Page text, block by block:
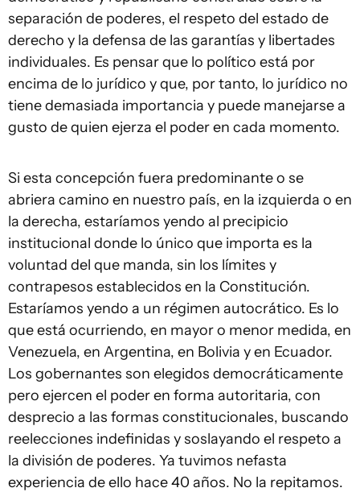
separación de poderes, el respeto del estado de
derecho y la defensa de las garantías y libertades
individuales. Es pensar que lo político está por
encima de lo jurídico y que, por tanto, lo jurídico no
tiene demasiada importancia y puede manejarse a
gusto de quien ejerza el poder en cada momento.
Si esta concepción fuera predominante o se
abriera camino en nuestro país, en la izquierda o en
la derecha, estaríamos yendo al precipicio
institucional donde lo único que importa es la
voluntad del que manda, sin los límites y
contrapesos establecidos en la Constitución.
Estaríamos yendo a un régimen autocrático. Es lo
que está ocurriendo, en mayor o menor medida, en
Venezuela, en Argentina, en Bolivia y en Ecuador.
Los gobernantes son elegidos democráticamente
pero ejercen el poder en forma autoritaria, con
desprecio a las formas constitucionales, buscando
reelecciones indefinidas y soslayando el respeto a
la división de poderes. Ya tuvimos nefasta
experiencia de ello hace 40 años. No la repitamos.